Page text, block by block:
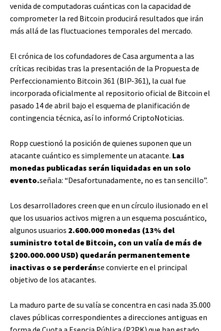
venida de computadoras cuánticas con la capacidad de
comprometer la red Bitcoin producirá resultados que irán
más allá de las fluctuaciones temporales del mercado.
El crónica de los cofundadores de Casa argumenta a las
críticas recibidas tras la presentación de la Propuesta de
Perfeccionamiento Bitcoin 361 (BIP-361), la cual fue
incorporada oficialmente al repositorio oficial de Bitcoin el
pasado 14 de abril bajo el esquema de planificación de
contingencia técnica, así lo informó CriptoNoticias.
Ropp cuestionó la posición de quienes suponen que un
atacante cuántico es simplemente un atacante. Las
monedas publicadas serán liquidadas en un solo
evento.señala: “Desafortunadamente, no es tan sencillo”.
Los desarrolladores creen que en un círculo ilusionado en el
que los usuarios activos migren a un esquema poscuántico,
algunos usuarios 2.600.000 monedas (13% del
suministro total de Bitcoin, con un valía de más de
$200.000.000 USD) quedarán permanentemente
inactivas o se perderánse convierte en el principal
objetivo de los atacantes.
La maduro parte de su valía se concentra en casi nada 35.000
claves públicas correspondientes a direcciones antiguas en